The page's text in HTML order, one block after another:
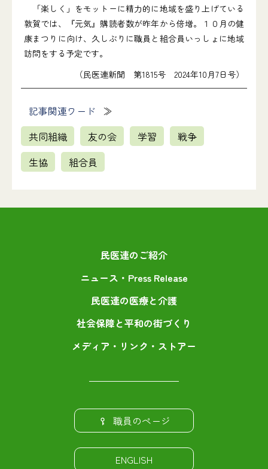
「楽しく」をモットーに精力的に地域を盛り上げている
敦賀では、『元気』購読者数が昨年から倍増。１０月の健
康まつりに向け、久しぶりに職員と組合員いっしょに地域
訪問をする予定です。
（民医連新聞 第1815号 2024年10月7日号）
記事関連ワード
共同組織
友の会 学習
戦争
生協
組合員
民医連のご紹介
ニュース・Press Release
民医連の医療と介護
社会保障と平和の街づくり
メディア・リンク・ストアー
職員のページ
ENGLISH